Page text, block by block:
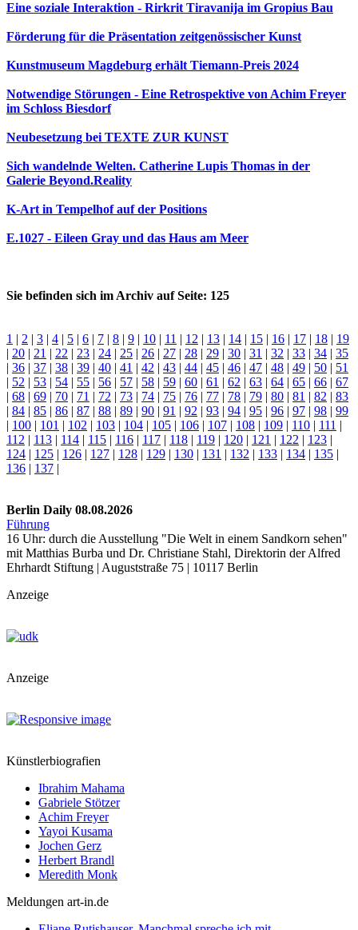
Eine soziale Interaktion - Rirkrit Tiravanija im Gropius Bau
Förderung für die Präsentation zeitgenössischer Kunst
Kunstmuseum Magdeburg erhält Tiemann-Preis 2024
Notwendige Störungen - Eine Retrospektive von Achim Freyer
im Schloss Biesdorf
Neubesetzung bei TEXTE ZUR KUNST
Sich wandelnde Welten. Catherine Lupis Thomas in der
Galerie Beyond.Reality
K-Art in Tempelhof auf der Positions
E.1027 - Eileen Gray und das Haus am Meer
Sie befinden sich im Archiv auf Seite: 125
1 | 2 | 3 | 4 | 5 | 6 | 7 | 8 | 9 | 10 | 11 | 12 | 13 | 14 | 15 | 16 | 17 | 18 | 19
| 20 | 21 | 22 | 23 | 24 | 25 | 26 | 27 | 28 | 29 | 30 | 31 | 32 | 33 | 34 | 35
| 36 | 37 | 38 | 39 | 40 | 41 | 42 | 43 | 44 | 45 | 46 | 47 | 48 | 49 | 50 | 51
| 52 | 53 | 54 | 55 | 56 | 57 | 58 | 59 | 60 | 61 | 62 | 63 | 64 | 65 | 66 | 67
| 68 | 69 | 70 | 71 | 72 | 73 | 74 | 75 | 76 | 77 | 78 | 79 | 80 | 81 | 82 | 83
| 84 | 85 | 86 | 87 | 88 | 89 | 90 | 91 | 92 | 93 | 94 | 95 | 96 | 97 | 98 | 99
| 100 | 101 | 102 | 103 | 104 | 105 | 106 | 107 | 108 | 109 | 110 | 111 |
112 | 113 | 114 | 115 | 116 | 117 | 118 | 119 | 120 | 121 | 122 | 123 |
124 | 125 | 126 | 127 | 128 | 129 | 130 | 131 | 132 | 133 | 134 | 135 |
136 | 137 |
Berlin Daily 08.08.2026
Führung
16 Uhr: durch die Ausstellung "Die Welt in einem Sandkorn sehen"
mit Matthias Burba und Dr. Christiane Stahl, Direktorin der Alfred
Ehrhardt Stiftung | Auguststraße 75 | 10117 Berlin
Anzeige
Anzeige
Künstlerbiografien
Ibrahim Mahama
Gabriele Stötzer
Achim Freyer
Yayoi Kusama
Jochen Gerz
Herbert Brandl
Meredith Monk
Meldungen art-in.de